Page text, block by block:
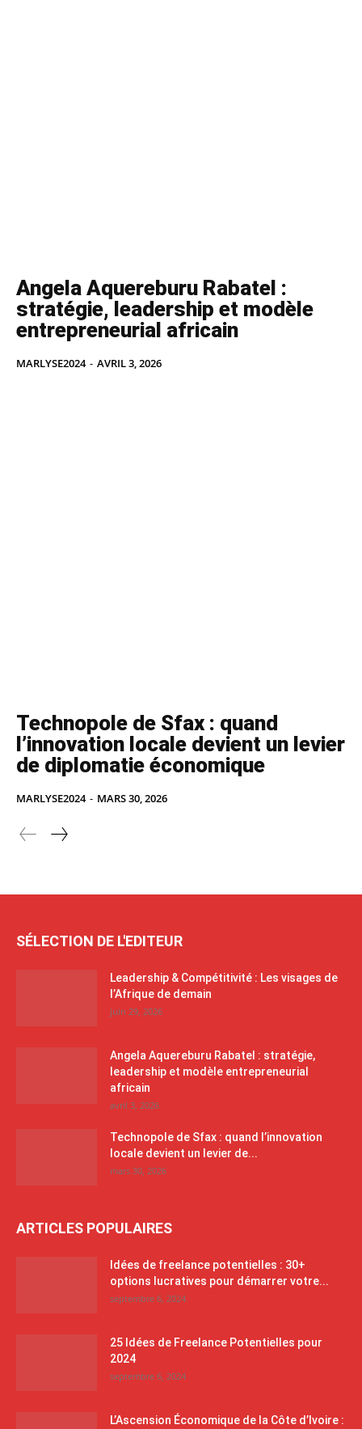
Angela Aquereburu Rabatel :
stratégie, leadership et modèle
entrepreneurial africain
MARLYSE2024 - AVRIL 3, 2026
Technopole de Sfax : quand
l’innovation locale devient un levier
de diplomatie économique
MARLYSE2024 - MARS 30, 2026
SÉLECTION DE L'EDITEUR
Leadership & Compétitivité : Les visages de
l’Afrique de demain
juin 29, 2026
Angela Aquereburu Rabatel : stratégie,
leadership et modèle entrepreneurial
africain
avril 3, 2026
Technopole de Sfax : quand l’innovation
locale devient un levier de...
mars 30, 2026
ARTICLES POPULAIRES
Idées de freelance potentielles : 30+
options lucratives pour démarrer votre...
septembre 6, 2024
25 Idées de Freelance Potentielles pour
2024
septembre 6, 2024
L’Ascension Économique de la Côte d’Ivoire :